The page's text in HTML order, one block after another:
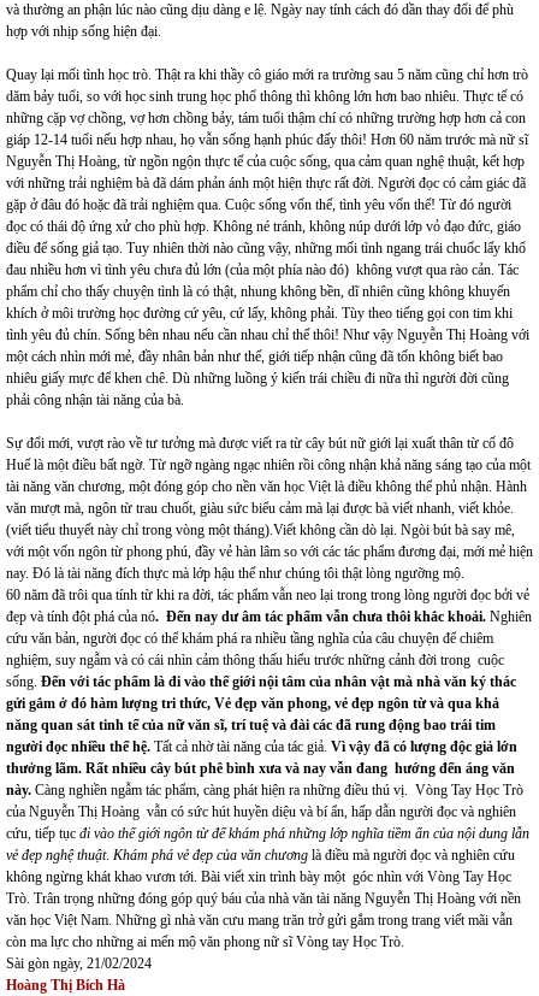
và thường an phận lúc nào cũng dịu dàng e lệ. Ngày nay tính cách đó dần thay đổi để phù
hợp với nhịp sống hiện đại.
Quay lại mối tình học trò. Thật ra khi thầy cô giáo mới ra trường sau 5 năm cũng chỉ hơn trò
dăm bảy tuổi, so với học sinh trung học phổ thông thì không lớn hơn bao nhiêu. Thực tế có
những cặp vợ chồng, vợ hơn chồng bảy, tám tuổi thậm chí có những trường hợp hơn cả con
giáp 12-14 tuổi nếu hợp nhau, họ vẫn sống hạnh phúc đấy thôi! Hơn 60 năm trước mà nữ sĩ
Nguyễn Thị Hoàng, từ ngồn ngộn thực tế của cuộc sống, qua cảm quan nghệ thuật, kết hợp
với những trải nghiệm bà đã dám phản ánh một hiện thực rất đời. Người đọc có cảm giác đã
gặp ở đâu đó hoặc đã trải nghiệm qua. Cuộc sống vốn thế, tình yêu vốn thế! Từ đó người
đọc có thái độ ứng xử cho phù hợp. Không né tránh, không núp dưới lớp vỏ đạo đức, giáo
điều để sống giả tạo. Tuy nhiên thời nào cũng vậy, những mối tình ngang trái chuốc lấy khổ
đau nhiều hơn vì tình yêu chưa đủ lớn (của một phía nào đó) không vượt qua rào cản. Tác
phẩm chỉ cho thấy chuyện tình là có thật, nhung không bền, dĩ nhiên cũng không khuyến
khích ở môi trường học đường cứ yêu, cứ lấy, không phải. Tùy theo tiếng gọi con tim khi
tình yêu đủ chín. Sống bên nhau nếu cần nhau chỉ thế thôi! Như vậy Nguyễn Thị Hoàng với
một cách nhìn mới mẻ, đầy nhân bản như thế, giới tiếp nhận cũng đã tốn không biết bao
nhiêu giấy mực để khen chê. Dù những luồng ý kiến trái chiều đi nữa thì người đời cũng
phải công nhận tài năng của bà.
Sự đổi mới, vượt rào về tư tưởng mà được viết ra từ cây bút nữ giới lại xuất thân từ cố đô
Huế là một điều bất ngờ. Từ ngỡ ngàng ngạc nhiên rồi công nhận khả năng sáng tạo của một
tài năng văn chương, một đóng góp cho nền văn học Việt là điều không thể phủ nhận. Hành
văn mượt mà, ngôn từ trau chuốt, giàu sức biểu cảm mà lại được bà viết nhanh, viết khỏe.
(viết tiểu thuyết này chỉ trong vòng một tháng).Viết không cần dò lại. Ngòi bút bà say mê,
với một vốn ngôn từ phong phú, đầy vẻ hàn lâm so với các tác phẩm đương đại, mới mẻ hiện
nay. Đó là tài năng đích thực mà lớp hậu thế như chúng tôi thật lòng ngưỡng mộ.
60 năm đã trôi qua tính từ khi ra đời, tác phẩm vẫn neo lại trong trong lòng người đọc bởi vẻ
đẹp và tính đột phá của nó. Đến nay dư âm tác phẩm vẫn chưa thôi khắc khoải. Nghiên
cứu văn bản, người đọc có thể khám phá ra nhiều tầng nghĩa của câu chuyện để chiêm
nghiệm, suy ngẫm và có cái nhìn cảm thông thấu hiểu trước những cảnh đời trong cuộc
sống. Đến với tác phẩm là đi vào thế giới nội tâm của nhân vật mà nhà văn ký thác
gửi gắm ở đó hàm lượng tri thức, Vẻ đẹp văn phong, vẻ đẹp ngôn từ và qua khả
năng quan sát tinh tế của nữ văn sĩ, trí tuệ và đài các đã rung động bao trái tim
người đọc nhiều thế hệ. Tất cả nhờ tài năng của tác giả. Vì vậy đã có lượng độc giả lớn
thưởng lãm. Rất nhiều cây bút phê bình xưa và nay vẫn đang hướng đến áng văn
này. Càng nghiền ngẫm tác phẩm, càng phát hiện ra những điều thú vị. Vòng Tay Học Trò
của Nguyễn Thị Hoàng vẫn có sức hút huyền diệu và bí ẩn, hấp dẫn người đọc và nghiên
cứu, tiếp tục đi vào thế giới ngôn từ để khám phá những lớp nghĩa tiềm ẩn của nội dung lẫn
vẻ đẹp nghệ thuật. Khám phá vẻ đẹp của văn chương là điều mà người đọc và nghiên cứu
không ngừng khát khao vươn tới. Bài viết xin trình bày một góc nhìn với Vòng Tay Học
Trò. Trân trọng những đóng góp quý báu của nhà văn tài năng Nguyễn Thị Hoàng với nền
văn học Việt Nam. Những gì nhà văn cưu mang trăn trở gửi gắm trong trang viết mãi vẫn
còn ma lực cho những ai mến mộ văn phong nữ sĩ Vòng tay Học Trò.
Sài gòn ngày, 21/02/2024
Hoàng Thị Bích Hà